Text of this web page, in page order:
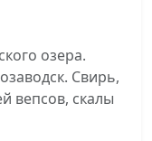
озера.
Свирь,
вепсов, скалы